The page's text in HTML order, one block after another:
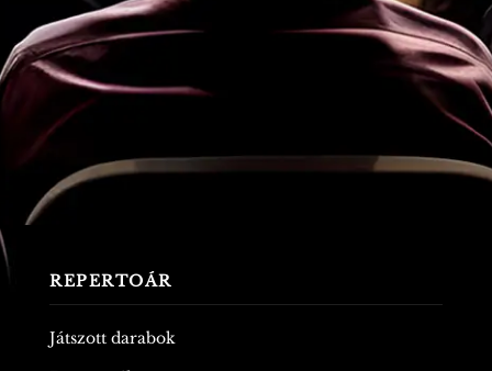
REPERTOÁR
Játszott darabok